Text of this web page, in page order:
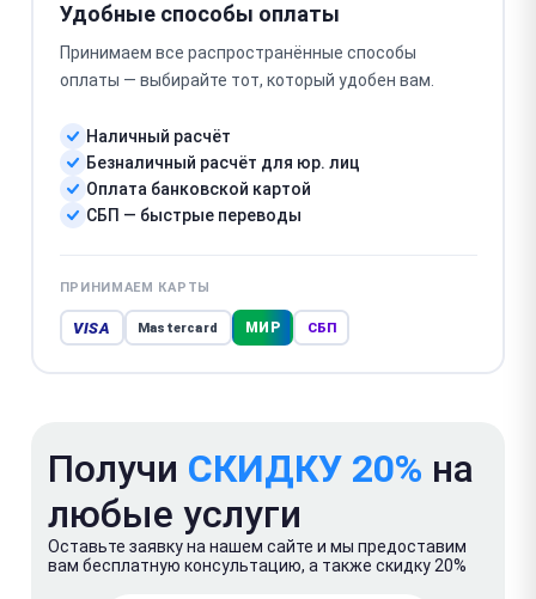
Удобные способы оплаты
Принимаем все распространённые способы
оплаты — выбирайте тот, который удобен вам.
Наличный расчёт
Безналичный расчёт для юр. лиц
Оплата банковской картой
СБП — быстрые переводы
ПРИНИМАЕМ КАРТЫ
VISA Mastercard МИР СБП
Получи СКИДКУ 20% на
любые услуги
Оставьте заявку на нашем сайте и мы предоставим
вам бесплатную консультацию, а также скидку 20%